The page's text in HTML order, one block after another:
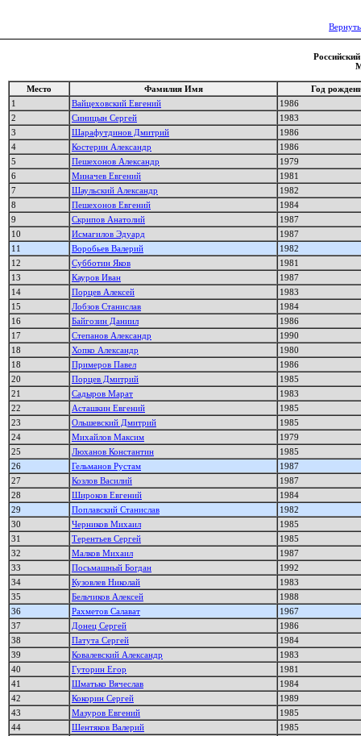
Место Фамилия Имя
Год
1
Вайцеховский Евгений
1986
2
Синицын Сергей
1983
3
Шарафутдинов Дмитрий
1986
4
Костерин Александр
1986
5
Пешехонов Александр
1979
6
Миначев Евгений
1981
7
Шаульский Александр
1982
8
Пешехонов Евгений
1984
9
Скрипов Анатолий
1987
10
Исмагилов Эдуард
1987
11
Воробьев Валерий
1982
12
Субботин Яков
1981
13
Кауров Иван
1987
14
Порцев Алексей
1983
15
Лобзов Станислав
1984
16
Байгозин Даниил
1986
17
Степанов Александр
1990
18
Хопко Александр
1980
18
Примеров Павел
1986
20
Порцев Дмитрий
1985
21
Садыров Марат
1983
22
Асташкин Евгений
1985
23
Ольшевский Дмитрий
1985
24
Михайлов Максим
1979
25
Люханов Константин
1985
26
Гельманов Рустам
1987
27
Козлов Василий
1987
28
Широков Евгений
1984
29
Поплавский Станислав
1982
30
Черников Михаил
1985
31
Терентьев Сергей
1985
32
Малков Михаил
1987
33
Посьмашный Богдан
1992
34
Кузовлев Николай
1983
35
Бельчиков Алексей
1988
36
Рахметов Салават
1967
37
Донец Сергей
1986
38
Патута Сергей
1984
39
Ковалевский Александр
1983
40
Гуторин Егор
1981
41
Шматько Вячеслав
1984
42
Кокорин Сергей
1989
43
Мазуров Евгений
1985
44
Шентяков Валерий
1985